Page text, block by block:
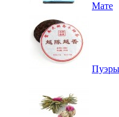
Мате
Пуэры